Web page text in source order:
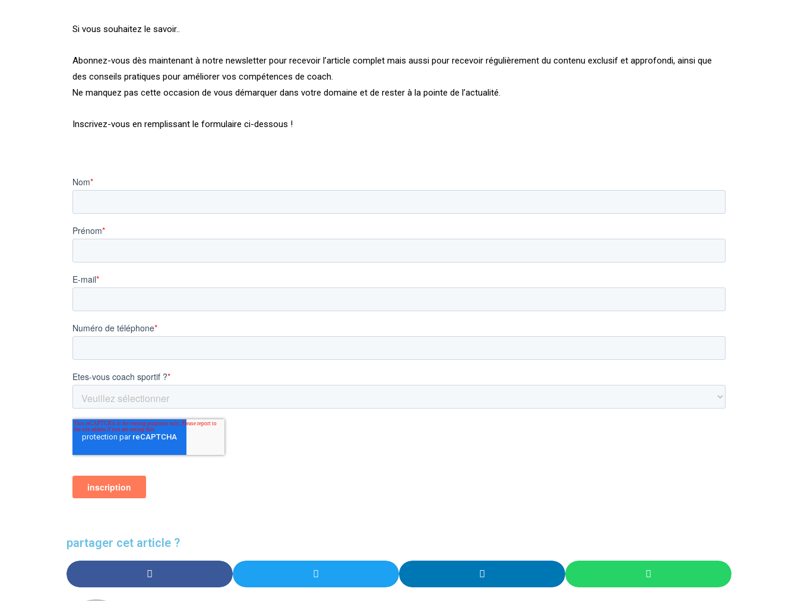
Si vous souhaitez le savoir..
Abonnez-vous dès maintenant à notre newsletter pour recevoir l’article complet mais aussi pour recevoir régulièrement du contenu exclusif et approfondi, ainsi que
des conseils pratiques pour améliorer vos compétences de coach.
Ne manquez pas cette occasion de vous démarquer dans votre domaine et de rester à la pointe de l’actualité.
Inscrivez-vous en remplissant le formulaire ci-dessous !
partager cet article ?